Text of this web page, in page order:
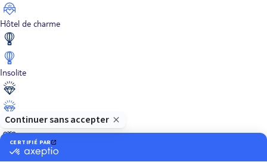
Hôtel de charme
Insolite
Luxe